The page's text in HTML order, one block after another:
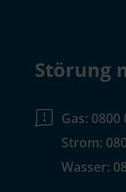
Störung
Gas: 0800
Strom:
Wasser: